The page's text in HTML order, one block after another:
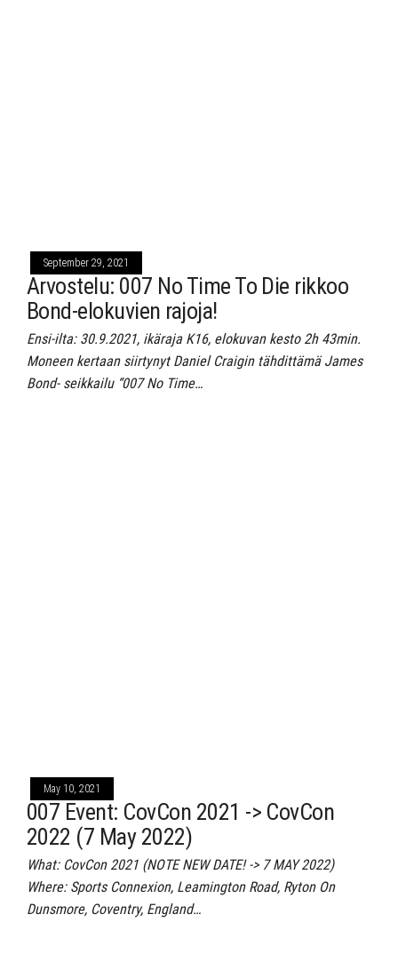
September 29, 2021
Arvostelu: 007 No Time To Die rikkoo
Bond-elokuvien rajoja!
Ensi-ilta: 30.9.2021, ikäraja K16, elokuvan kesto 2h 43min.
Moneen kertaan siirtynyt Daniel Craigin tähdittämä James
Bond- seikkailu “007 No Time…
May 10, 2021
007 Event: CovCon 2021 -> CovCon
2022 (7 May 2022)
What: CovCon 2021 (NOTE NEW DATE! -> 7 MAY 2022)
Where: Sports Connexion, Leamington Road, Ryton On
Dunsmore, Coventry, England…